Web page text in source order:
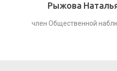
Рыжова
член Общественной